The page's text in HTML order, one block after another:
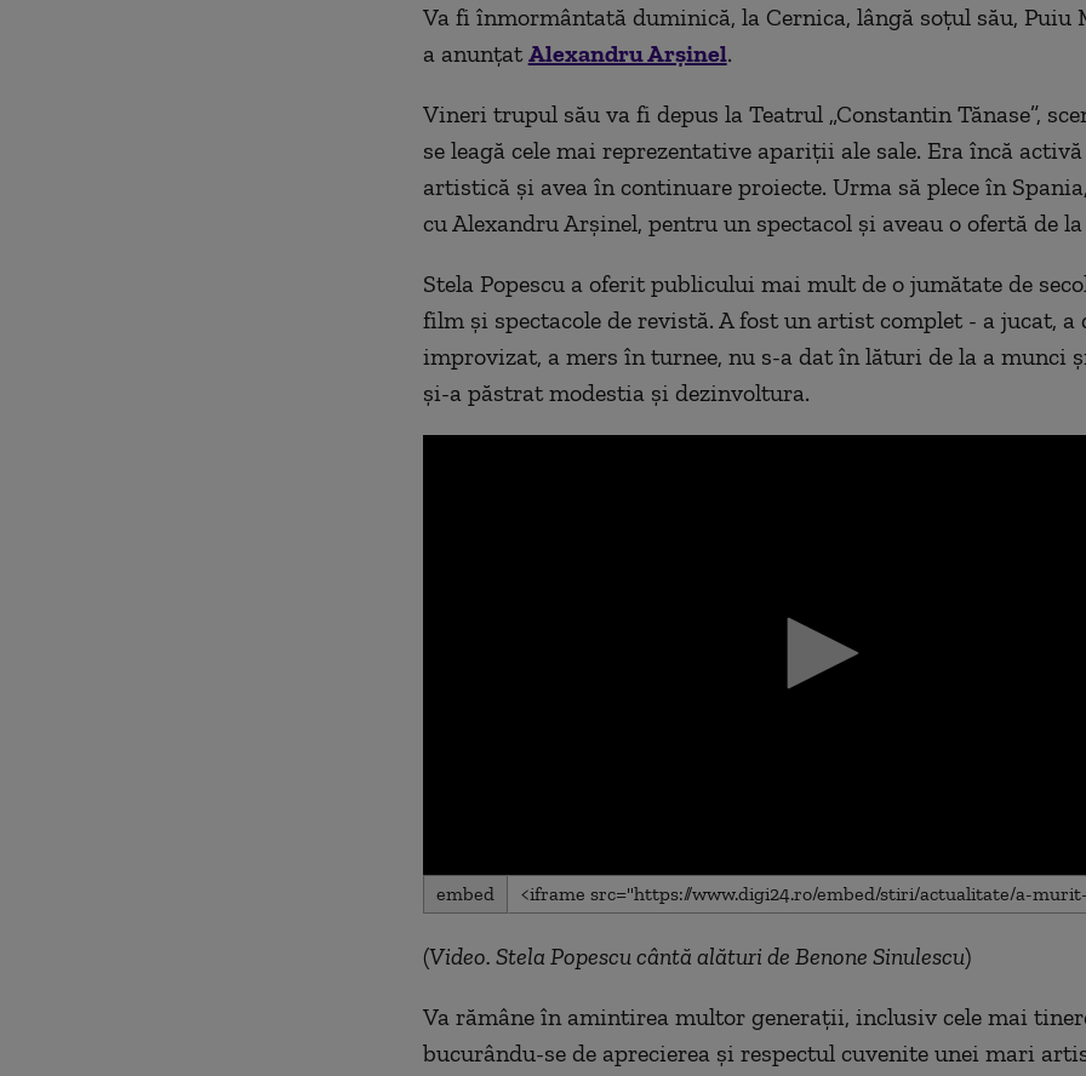
Va fi înmormântată duminică, la Cernica, lângă soțul său, Puiu
a anunțat Alexandru Arșinel.
Vineri trupul său va fi depus la Teatrul „Constantin Tănase”,
se leagă cele mai reprezentative apariții ale sale. Era încă
artistică și avea în continuare proiecte. Urma să plece în
cu Alexandru Arșinel, pentru un spectacol și aveau o ofertă de
Stela Popescu a oferit publicului mai mult de o jumătate de
film și spectacole de revistă. A fost un artist complet - a jucat, a
improvizat, a mers în turnee, nu s-a dat în lături de la a munci
și-a păstrat modestia și dezinvoltura.
seconds
seconds Volume
embed
(Video. Stela Popescu cântă alături de Benone Sinulescu)
Va rămâne în amintirea multor generații, inclusiv cele mai
bucurându-se de aprecierea și respectul cuvenite unei mari